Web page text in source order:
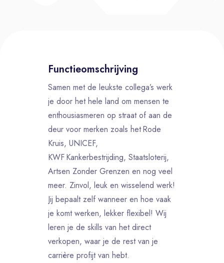
Functieomschrijving
Samen met de leukste collega’s werk
je door het hele land om mensen te
enthousiasmeren op straat of aan de
deur voor merken zoals het Rode
Kruis, UNICEF,
KWF Kankerbestrijding, Staatsloterij,
Artsen Zonder Grenzen en nog veel
meer. Zinvol, leuk en wisselend werk!
Jij bepaalt zelf wanneer en hoe vaak
je komt werken, lekker flexibel! Wij
leren je de skills van het direct
verkopen, waar je de rest van je
carrière profijt van hebt.